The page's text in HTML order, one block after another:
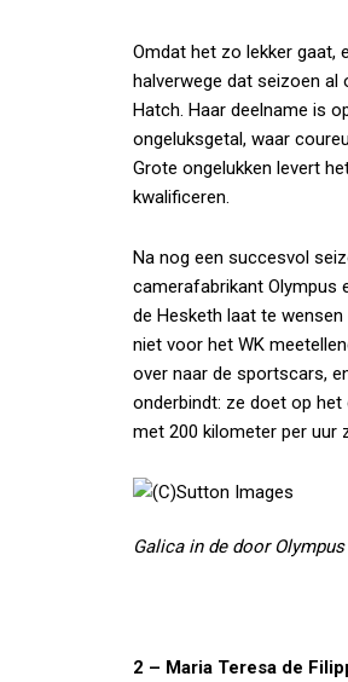
Omdat het zo lekker gaat,
halverwege dat seizoen al
Hatch. Haar deelname is
ongeluksgetal, waar
Grote ongelukken levert
kwalificeren.
Na nog een succesvol
camerafabrikant Olympus
de Hesketh laat te
niet voor het WK
over naar de sportscars,
onderbindt: ze doet op het
met 200 kilometer per uur
Galica in de door
2 – Maria Teresa de